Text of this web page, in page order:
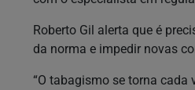
Roberto Gil alerta que é
da norma e impedir novas
“O tabagismo se torna